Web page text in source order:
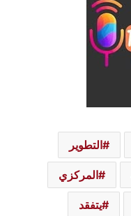
التطوير
المركزي
يتفقد